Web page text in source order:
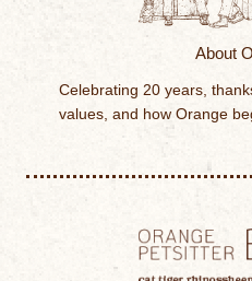
About
Celebrating 20 years,
values, and how Orange